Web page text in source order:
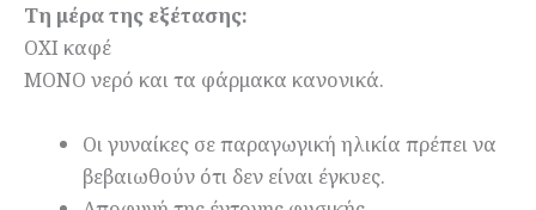
Τη μέρα της εξέτασης:
ΟΧΙ καφέ
ΜΟΝΟ νερό και τα φάρμακα κανονικά.
Οι γυναίκες σε παραγωγική ηλικία πρέπει να
βεβαιωθούν ότι δεν είναι έγκυες.